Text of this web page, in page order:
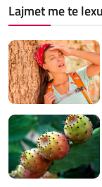
Lajmet me te